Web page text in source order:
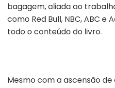
bagagem, aliada ao
como Red Bull, NBC, ABC
todo o conteúdo do livro.
Mesmo com a ascensão